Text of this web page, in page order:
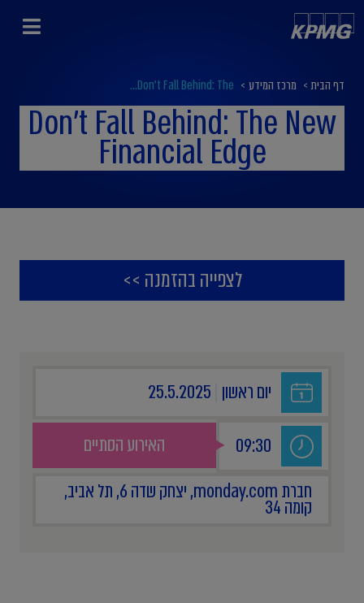
דף הבית > מרכז המידע >
Don't Fall Behind: The...
Don't Fall Behind: The New
Financial Edge
לצפייה בהזמנה >>
יום ראשון
09:30
האירוע הסתיים
חברת monday.com, יצחק שדה 6, תל אביב,
קומה 34